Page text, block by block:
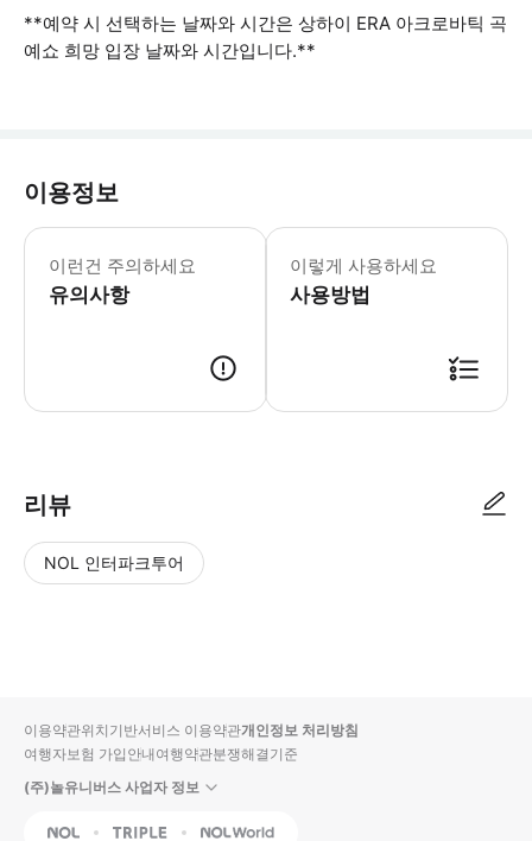
**예약 시 선택하는 날짜와 시간은 상하이 ERA 아크로바틱 곡
예쇼 희망 입장 날짜와 시간입니다.**
이용정보
이런건 주의하세요
유의사항
이렇게 사용하세요
사용방법
리뷰
NOL 인터파크투어
입니
다.
순
상
이용약관위치기반서비스 이용약관개인정보 처리방침
여행자보험 가입안내여행약관분쟁해결기준
(주)놀유니버스 사업자 정보